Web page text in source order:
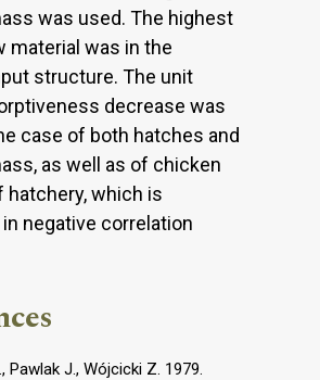
was used. The highest
material was in the
structure. The unit
decrease was
case of both hatches and
as well as of chicken
hatchery, which is
negative correlation
Pawlak J., Wójcicki Z. 1979.